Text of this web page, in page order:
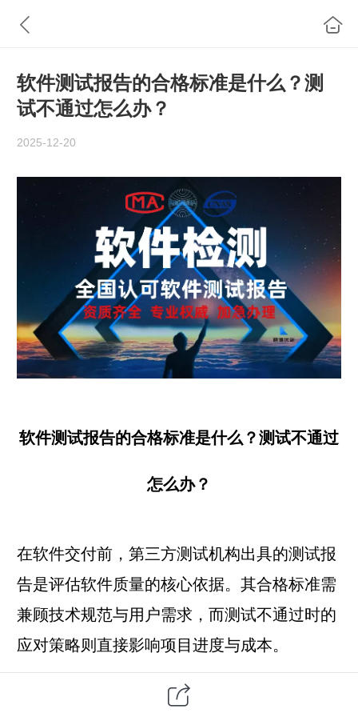
软件测试报告的合格标准是什么？测
试不通过怎么办？
2025-12-20
软件测试报告的合格标准是什么？测试不通过
怎么办？
在软件交付前， 第三方测试机构出具的测试报
告是评估软件质量的核心依据。其合格标准需
兼顾技术规范与用户需求，而测试不通过时的
应对策略则直接影响项目进度与成本。
一、软件测试报告的五大合格标准